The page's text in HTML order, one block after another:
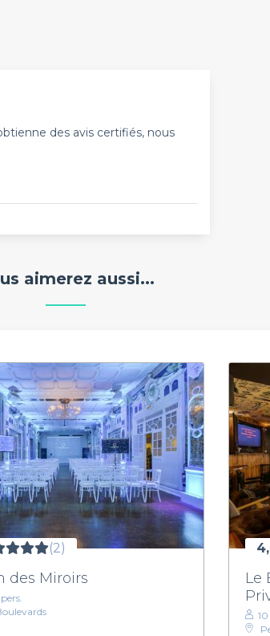
des avis certifiés, nous
aimerez aussi...
(2)
des Miroirs
Le